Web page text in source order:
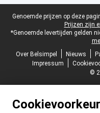
Juridische voettekst
Genoemde prijzen op deze
Prijzen zijn
*Genoemde levertijden gelden
Over Belsimpel
Nieuws
Impressum
©